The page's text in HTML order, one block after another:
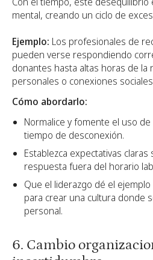
mental, creando un ciclo de
Ejemplo: Los profesionales de
pueden verse respondiendo
donantes hasta altas horas de
personales o conexiones
Cómo abordarlo:
Normalice y fomente el uso
tiempo de desconexión.
Establezca expectativas
respuesta fuera del horario
Que el liderazgo dé el
para crear una cultura donde
personal.
6. Cambio